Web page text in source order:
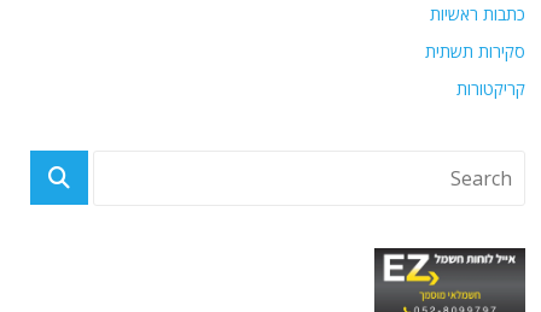
כתבות ראשיות
סקירות תשתית
קריקטורות